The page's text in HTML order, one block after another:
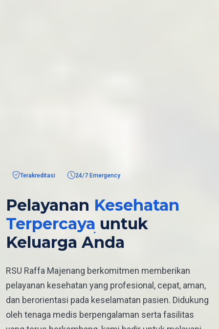
Terakreditasi 24/7 Emergency
Pelayanan Kesehatan
Terpercaya untuk
Keluarga Anda
RSU Raffa Majenang berkomitmen memberikan
pelayanan kesehatan yang profesional, cepat, aman,
dan berorientasi pada keselamatan pasien. Didukung
oleh tenaga medis berpengalaman serta fasilitas